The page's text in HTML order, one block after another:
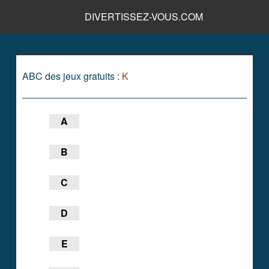
DIVERTISSEZ-VOUS.COM
ABC des jeux gratuits : K
A
B
C
D
E